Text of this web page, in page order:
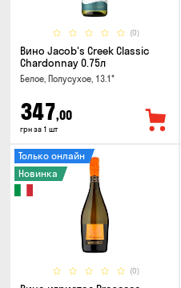
(0)
Вино Jacob's Creek Classic
Chardonnay 0.75л
Белое, Полусухое, 13.1°
347,00
грн за 1 шт
(0)
Только онлайн
Новинка